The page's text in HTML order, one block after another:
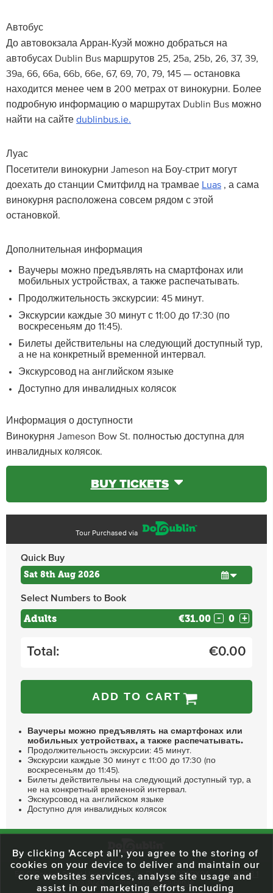
Автобус
До автовокзала Арран-Куэй можно добраться на
автобусах Dublin Bus маршрутов 25, 25a, 25b, 26, 37, 39,
39a, 66, 66a, 66b, 66e, 67, 69, 70, 79, 145 — остановка
находится менее чем в 200 метрах от винокурни. Более
подробную информацию о маршрутах Dublin Bus можно
найти на сайте dublinbus.ie.
Луас
Посетители винокурни Jameson на Боу-стрит могут
доехать до станции Смитфилд на трамвае
Luas , а сама
винокурня расположена совсем рядом с этой
остановкой.
Дополнительная информация
Ваучеры можно предъявлять на смартфонах или
мобильных устройствах, а также распечатывать.
Продолжительность экскурсии: 45 минут.
Экскурсии каждые 30 минут с 11:00 до 17:30 (по
воскресеньям до 11:45).
Билеты действительны на следующий доступный тур,
а не на конкретный временной интервал.
Экскурсовод на английском языке
Доступно для инвалидных колясок
Информация о доступности
Винокурня Jameson Bow St. полностью доступна для
инвалидных колясок.
BUY TICKETS
Tour Purchased via
Quick Buy
Select Numbers to Book
Adults €31.00 - +
Total: €0.00
ADD TO CART
Ваучеры можно предъявлять на смартфонах или
мобильных устройствах, а также распечатывать.
Продолжительность экскурсии: 45 минут.
Экскурсии каждые 30 минут с 11:00 до 17:30 (по
воскресеньям до 11:45).
Билеты действительны на следующий доступный тур, а
не на конкретный временной интервал.
Экскурсовод на английском языке
Доступно для инвалидных колясок
59 O'Connell Street Upper, North City, Dublin 1, D01 RX04 Call:+353 1
703 3024
Email: info@dodublin.ie
By clicking 'Accept all', you agree to the storing of
cookies on your device to deliver and maintain our
core websites services, analyse site usage and
assist in our marketing efforts including